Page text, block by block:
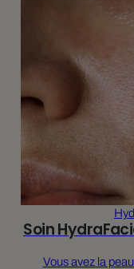
Soin
Vous avez la